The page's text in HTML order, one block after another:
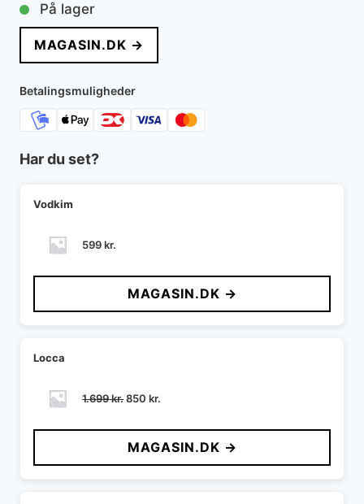
På lager
MAGASIN.DK →
Betalingsmuligheder
Har du set?
Vodkim
599kr.
MAGASIN.DK →
Locca
1.699kr.Den
pris
var:
1.699 kr..
850 kr.
pris
er:
850 kr..
MAGASIN.DK →